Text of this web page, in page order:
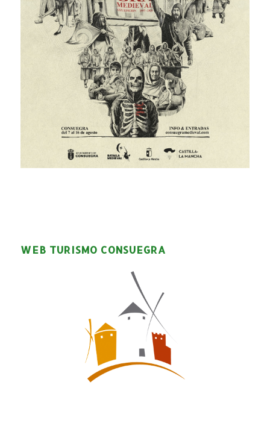
WEB TURISMO CONSUEGRA